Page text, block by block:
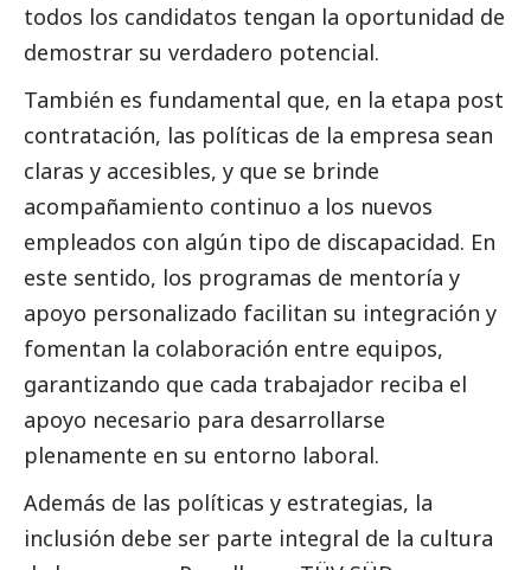
todos los candidatos tengan la oportunidad de
demostrar su verdadero potencial.
También es fundamental que, en la etapa post
contratación, las políticas de la empresa sean
claras y accesibles, y que se brinde
acompañamiento continuo a los nuevos
empleados con algún tipo de discapacidad. En
este sentido, los programas de mentoría y
apoyo personalizado facilitan su integración y
fomentan la colaboración entre equipos,
garantizando que cada trabajador reciba el
apoyo necesario para desarrollarse
plenamente en su entorno laboral.
Además de las políticas y estrategias, la
inclusión debe ser parte integral de la cultura